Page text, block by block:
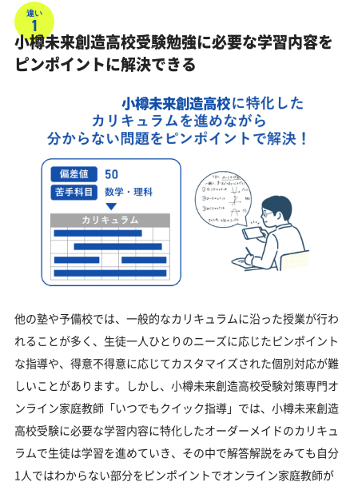
違い
1
小樽未来創造高校受験勉強に必要な学習内容を
ピンポイントに解決できる
小樽未来創造高校
他の塾や予備校では、一般的なカリキュラムに沿った授業が行わ
れることが多く、生徒一人ひとりのニーズに応じたピンポイント
な指導や、得意不得意に応じてカスタマイズされた個別対応が難
しいことがあります。しかし、小樽未来創造高校受験対策専門オ
ンライン家庭教師「いつでもクイック指導」では、小樽未来創造
高校受験に必要な学習内容に特化したオーダーメイドのカリキュ
ラムで生徒は学習を進めていき、その中で解答解説をみても自分
1人ではわからない部分をピンポイントでオンライン家庭教師が